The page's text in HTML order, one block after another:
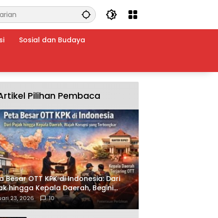
Sosial dan Budaya
Pilihan Pembaca
Besar OTT KPK di Indonesia: Dari
hingga Kepala Daerah, Begini
Korupsi yang Terbongkar
23, 2026 10